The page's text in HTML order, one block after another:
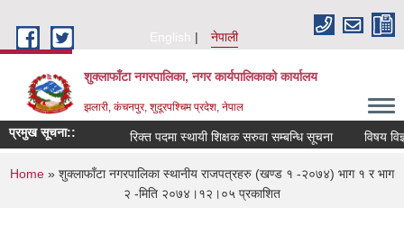
English
नेपाली
शुक्लाफाँटा नगरपालिका, नगर कार्यपालिकाको कार्यालय
झलारी, कंचनपुर, शुदूरपश्चिम प्रदेश, नेपाल
प्रमुख सूचना:: रिक्त पदमा स्थायी शिक्षक सरुवा सम्बन्धि सूचना विषय
You are here
Home » शुक्लाफाँटा नगरपालिका स्थानीय राजपत्रहरु (खण्ड १ -२०७४) भाग १ र भाग
२ -मिति २०७४।१२।०५ प्रकाशित